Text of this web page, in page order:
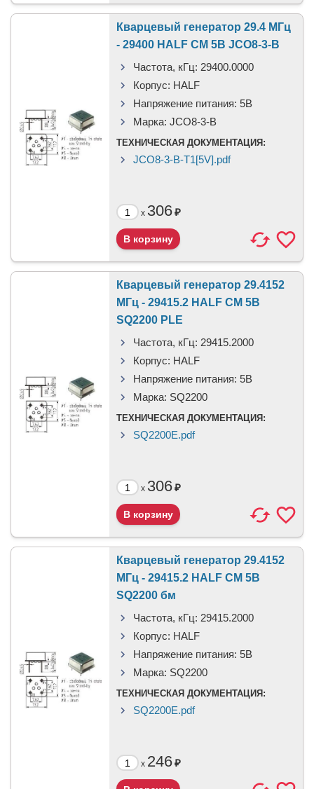
Кварцевый генератор 29.4 МГц
- 29400 HALF CM 5В JCO8-3-B
Частота, кГц: 29400.0000
Корпус: HALF
Напряжение питания: 5В
Марка: JCO8-3-B
ТЕХНИЧЕСКАЯ ДОКУМЕНТАЦИЯ:
JCO8-3-B-T1[5V].pdf
x 306₽
Кварцевый генератор 29.4152
МГц - 29415.2 HALF CM 5В
SQ2200 PLE
Частота, кГц: 29415.2000
Корпус: HALF
Напряжение питания: 5В
Марка: SQ2200
ТЕХНИЧЕСКАЯ ДОКУМЕНТАЦИЯ:
SQ2200E.pdf
x 306₽
Кварцевый генератор 29.4152
МГц - 29415.2 HALF CM 5В
SQ2200 бм
Частота, кГц: 29415.2000
Корпус: HALF
Напряжение питания: 5В
Марка: SQ2200
ТЕХНИЧЕСКАЯ ДОКУМЕНТАЦИЯ:
SQ2200E.pdf
x 246₽